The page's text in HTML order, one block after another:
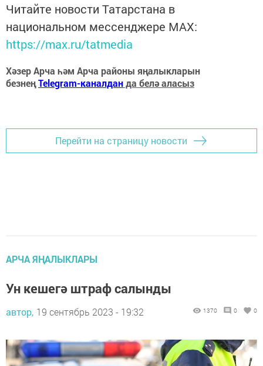
Читайте новости Татарстана в
национальном мессенджере MАХ:
https://max.ru/tatmedia
Хәзер Арча һәм Арча районы яңалыкларын
безнеңTelegram-каналданда белә аласыз
Перейти на страницу новости
АРЧА ЯҢАЛЫКЛАРЫ
Ун кешегә штраф салынды
автор, 19 сентябрь 2023 - 19:32 1370 0 0